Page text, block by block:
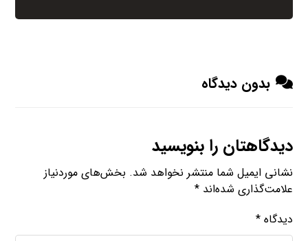
بدون دیدگاه
دیدگاهتان را بنویسید
نشانی ایمیل شما منتشر نخواهد شد. بخش‌های موردنیاز
علامت‌گذاری شده‌اند*
دیدگاه*